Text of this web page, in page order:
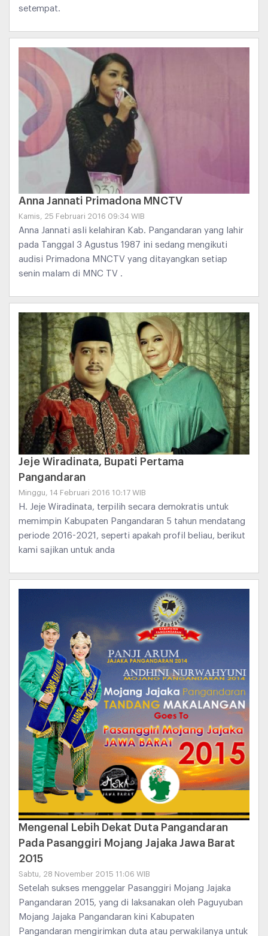
setempat.
Anna Jannati Primadona MNCTV
Kamis, 25 Februari 2016 09:34 WIB
Anna Jannati asli kelahiran Kab. Pangandaran yang lahir
pada Tanggal 3 Agustus 1987 ini sedang mengikuti
audisi Primadona MNCTV yang ditayangkan setiap
senin malam di MNC TV .
Jeje Wiradinata, Bupati Pertama
Pangandaran
Minggu, 14 Februari 2016 10:17 WIB
H. Jeje Wiradinata, terpilih secara demokratis untuk
memimpin Kabupaten Pangandaran 5 tahun mendatang
periode 2016-2021, seperti apakah profil beliau, berikut
kami sajikan untuk anda
Mengenal Lebih Dekat Duta Pangandaran
Pada Pasanggiri Mojang Jajaka Jawa Barat
2015
Sabtu, 28 November 2015 11:06 WIB
Setelah sukses menggelar Pasanggiri Mojang Jajaka
Pangandaran 2015, yang di laksanakan oleh Paguyuban
Mojang Jajaka Pangandaran kini Kabupaten
Pangandaran mengirimkan duta atau perwakilanya untuk